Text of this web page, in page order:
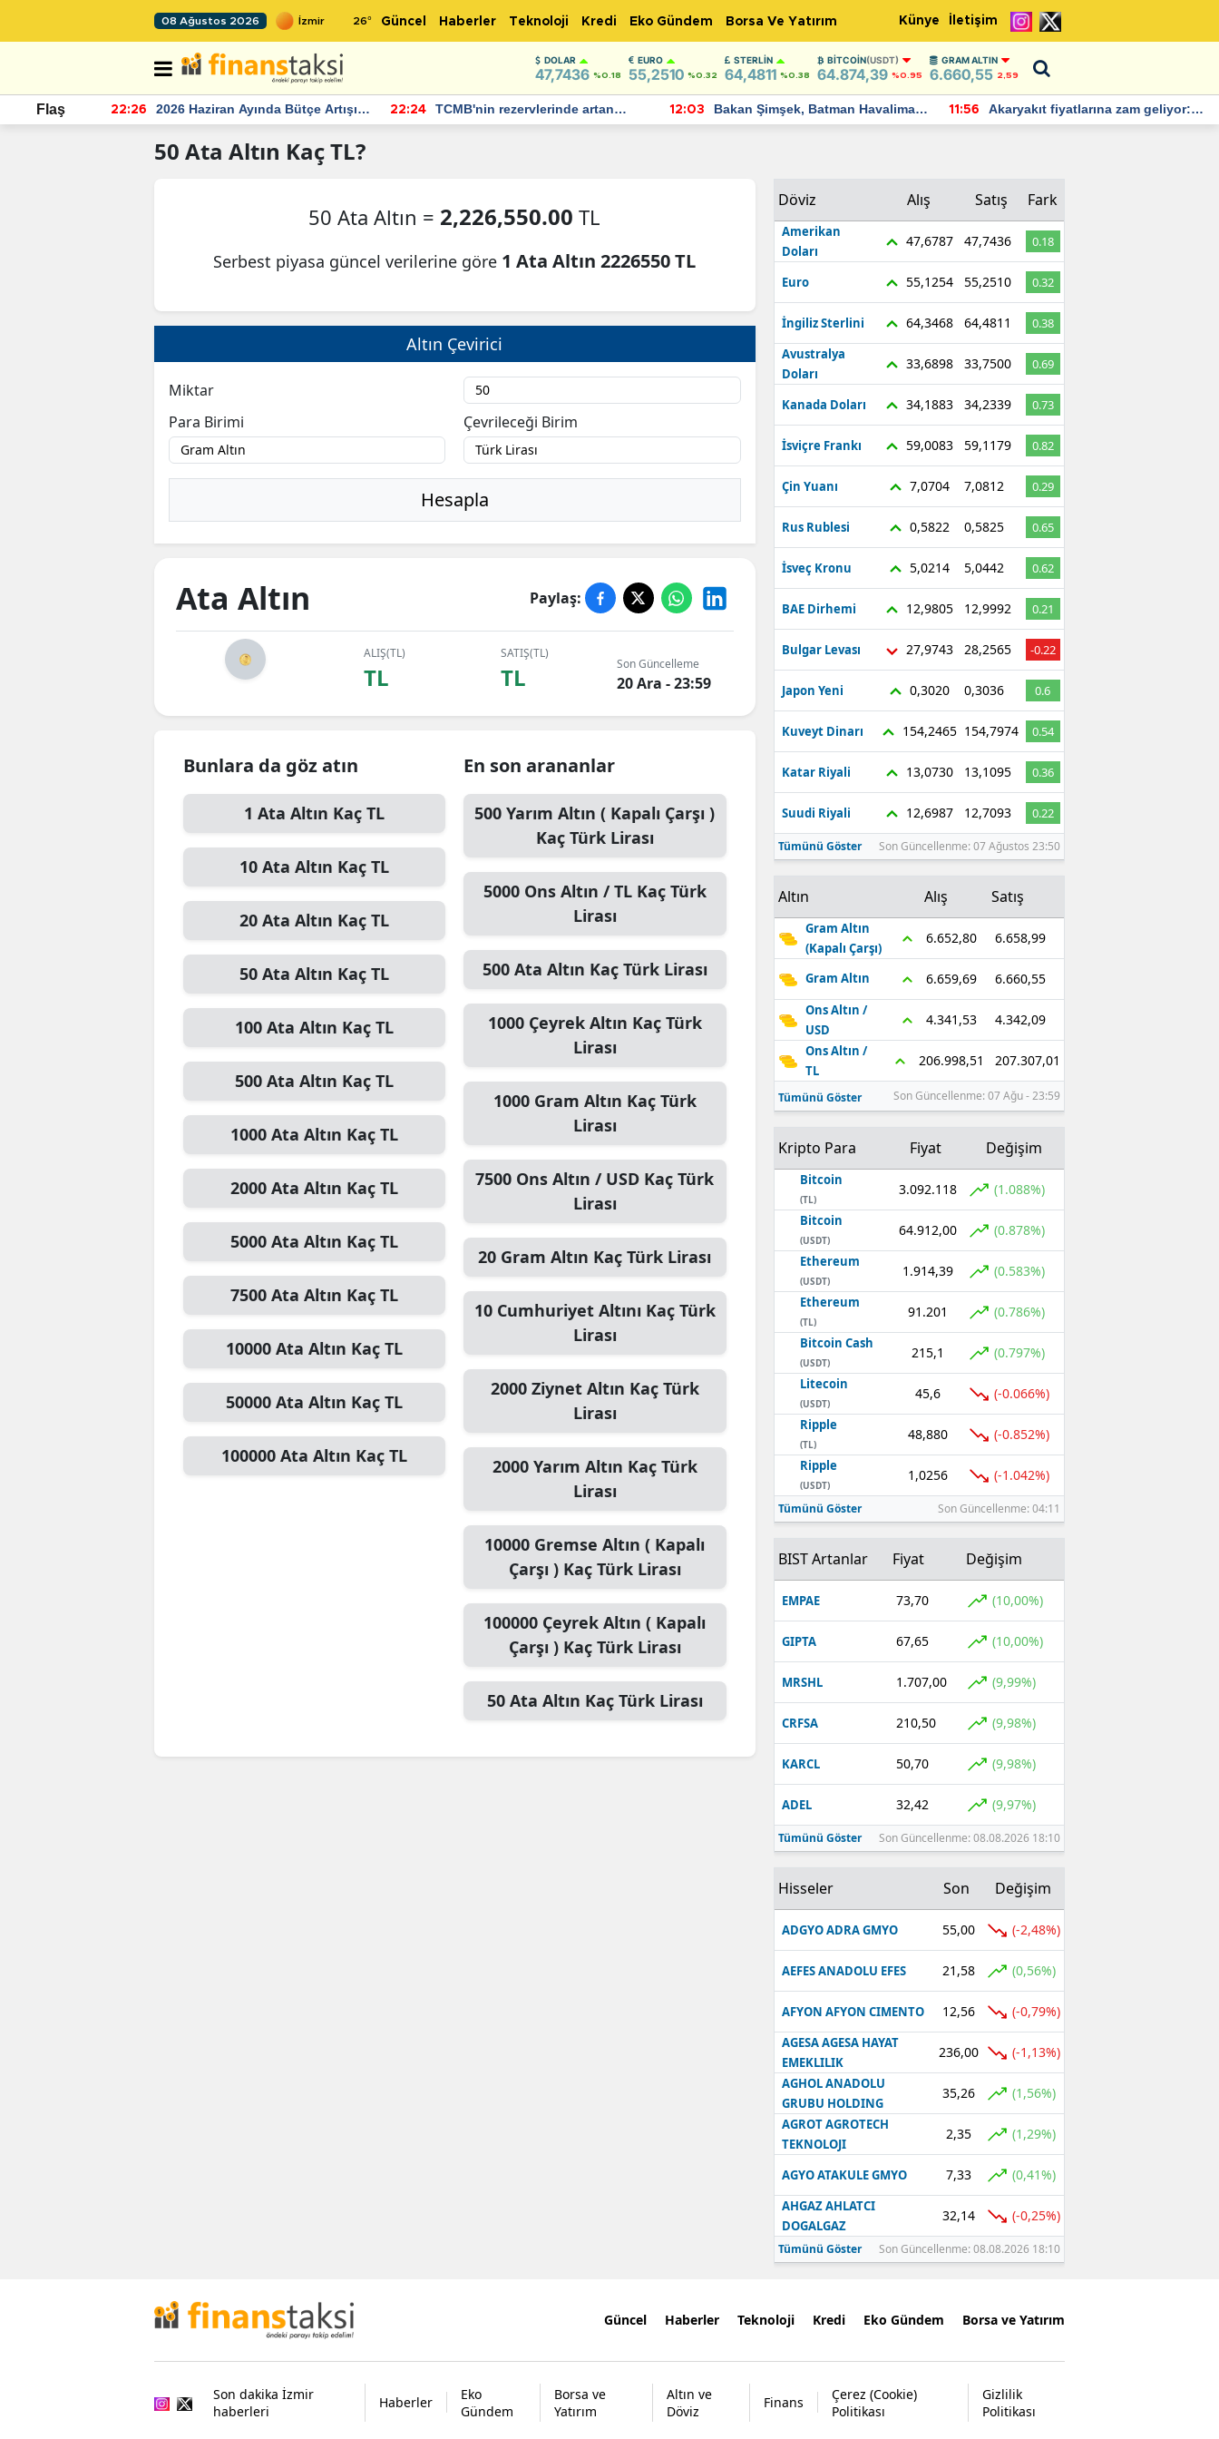
08 Ağustos 2026 26° Güncel Haberler Teknoloji Kredi Eko Gündem Borsa Ve Yatırım Künye İletişim
DOLAR
47,7436 %0.18
EURO
55,2510 %0.32
STERLIN
64,4811 %0.38
BITCOIN(USDT)
64.874,39 %0.95
GRAM ALTIN
6.660,55 2,59
Flaş 22:26
2026 Haziran Ayında Bütçe Artışı
Yaşandı
22:24
TCMB'nin rezervlerinde artan
momentum devam ediyor
12:03
Bakan Şimşek, Batman Havalimanı
için umut verici açıklamalarda
11:56
Akaryakıt fiyatlarına zam geliyor:
Yeni tarih açıklandı
50 Ata Altın Kaç TL?
50 Ata Altın = 2,226,550.00TL
Serbest piyasa güncel verilerine göre 1 Ata Altın 2226550 TL
Altın Çevirici
Miktar
Para Birimi
Çevrileceği Birim
Hesapla
Ata Altın Paylaş:
ALIŞ(TL)
TL
SATIŞ(TL)
TL Son Güncelleme
20 Ara - 23:59
Bunlara da göz atın
1Ata Altın Kaç TL
10Ata Altın Kaç TL
20Ata Altın Kaç TL
50Ata Altın Kaç TL
100Ata Altın Kaç TL
500Ata Altın Kaç TL
1000Ata Altın Kaç TL
2000Ata Altın Kaç TL
5000Ata Altın Kaç TL
7500Ata Altın Kaç TL
10000Ata Altın Kaç TL
50000Ata Altın Kaç TL
100000Ata Altın Kaç TL
En son arananlar
500Yarım Altın ( Kapalı Çarşı )
Kaç Türk Lirası
5000 Ons Altın / TLKaç Türk
Lirası
500 Ata Altın Kaç Türk Lirası
1000 Çeyrek Altın Kaç Türk
Lirası
1000 Gram Altın Kaç Türk
Lirası
7500 Ons Altın / USD Kaç Türk
Lirası
20 Gram Altın Kaç Türk Lirası
10 Cumhuriyet Altını Kaç Türk
Lirası
2000 Ziynet Altın Kaç Türk
Lirası
2000 Yarım Altın Kaç Türk
Lirası
10000 Gremse Altın ( Kapalı
Çarşı )Kaç Türk Lirası
100000 Çeyrek Altın ( Kapalı
Çarşı )Kaç Türk Lirası
50 Ata Altın Kaç Türk Lirası
Döviz Alış Satış Fark
Amerikan
Doları
47,6787 47,7436 0.18
Euro 55,1254 55,2510 0.32
İngiliz Sterlini 64,3468 64,4811
0.38
Avustralya
Doları
33,6898 33,7500 0.69
Kanada Doları 34,1883 34,2339 0.73
İsviçre Frankı 59,0083 59,1179 0.82
Çin Yuanı 7,0704 7,0812 0.29
Rus Rublesi 0,5822 0,5825 0.65
İsveç Kronu 5,0214 5,0442 0.62
BAE Dirhemi 12,9805 12,9992 0.21
Bulgar Levası 27,9743 28,2565 -0.22
Japon Yeni 0,3020 0,3036 0.6
Kuveyt Dinarı 154,2465 154,7974 0.54
Katar Riyali 13,0730 13,1095 0.36
Suudi Riyali 12,6987 12,7093 0.22
Tümünü Göster Son Güncellenme: 07 Ağustos 23:50
Altın Alış Satış
Gram Altın
(Kapalı Çarşı)
6.652,80 6.658,99
Gram Altın 6.659,69 6.660,55
Ons Altın /
USD
4.341,53 4.342,09
Ons Altın /
TL
206.998,51 207.307,01
Tümünü Göster Son Güncellenme: 07 Ağu - 23:59
Kripto Para Fiyat Değişim
Bitcoin
(TL)
3.092.118 (1.088%)
Bitcoin
(USDT)
64.912,00 (0.878%)
Ethereum
(USDT)
1.914,39 (0.583%)
Ethereum
(TL)
91.201 (0.786%)
Bitcoin Cash
(USDT)
215,1 (0.797%)
Litecoin
(USDT)
45,6 (-0.066%)
Ripple
(TL)
48,880 (-0.852%)
Ripple
(USDT)
1,0256 (-1.042%)
Tümünü Göster Son Güncellenme: 04:11
BIST Artanlar Fiyat Değişim
EMPAE 73,70 (10,00%)
GIPTA 67,65 (10,00%)
MRSHL 1.707,00 (9,99%)
CRFSA 210,50 (9,98%)
KARCL 50,70 (9,98%)
ADEL 32,42 (9,97%)
Tümünü Göster Son Güncellenme: 08.08.2026 18:10
Hisseler Son Değişim
ADGYO ADRA GMYO 55,00 (-2,48%)
AEFES ANADOLU EFES 21,58 (0,56%)
AFYON AFYON CIMENTO 12,56 (-0,79%)
AGESA AGESA HAYAT
EMEKLILIK
236,00 (-1,13%)
AGHOL ANADOLU
GRUBU HOLDING
35,26 (1,56%)
AGROT AGROTECH
TEKNOLOJI
2,35 (1,29%)
AGYO ATAKULE GMYO 7,33 (0,41%)
AHGAZ AHLATCI
DOGALGAZ
32,14 (-0,25%)
Tümünü Göster Son Güncellenme: 08.08.2026 18:10
Güncel Haberler Teknoloji Kredi Eko Gündem Borsa ve Yatırım
Son dakika İzmir
haberleri
Haberler
Eko
Gündem
Borsa ve
Yatırım
Altın ve
Döviz
Finans
Çerez (Cookie)
Politikası
Gizlilik
Politikası